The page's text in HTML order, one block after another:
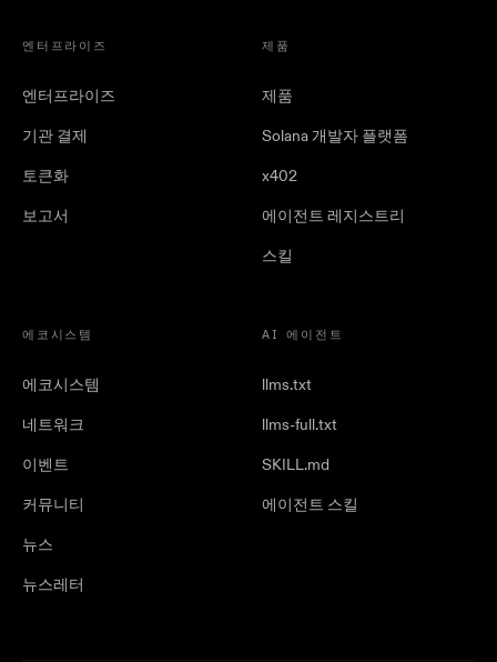
엔터프라이즈
엔터프라이즈
기관 결제
토큰화
보고서
제품
제품
Solana 개발자 플랫폼
x402
에이전트 레지스트리
스킬
에코시스템
에코시스템
네트워크
이벤트
커뮤니티
뉴스
뉴스레터
AI 에이전트
llms.txt
llms-full.txt
SKILL.md
에이전트 스킬